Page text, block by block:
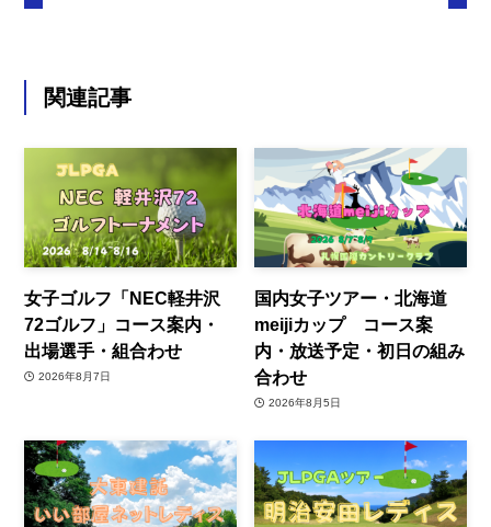
関連記事
女子ゴルフ「NEC軽井沢
72ゴルフ」コース案内・
出場選手・組合わせ
2026年8月7日
国内女子ツアー・北海道
meijiカップ コース案
内・放送予定・初日の組み
合わせ
2026年8月5日